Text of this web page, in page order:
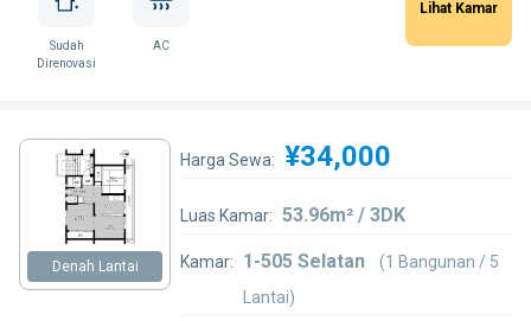
Sudah
Direnovasi
AC
Lihat Kamar
Denah Lantai
Harga Sewa: ¥34,000
Luas Kamar: 53.96m² / 3DK
Kamar: 1-505 Selatan
(1 Bangunan / 5
Lantai)